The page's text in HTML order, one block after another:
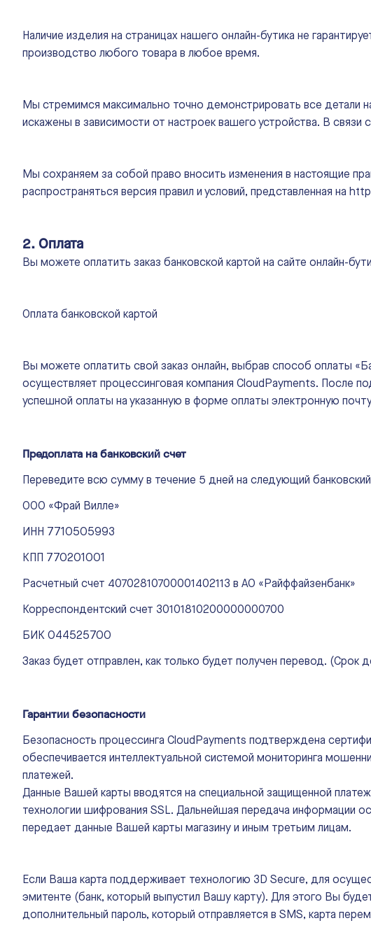
Наличие изделия на страницах нашего онлайн-бутика не
производство любого товара в любое время.
Мы стремимся максимально точно демонстрировать все детали
искажены в зависимости от настроек вашего устройства. В
Мы сохраняем за собой право вносить изменения в настоящие
распространяться версия правил и условий, представленная на
2. Оплата
Вы можете оплатить заказ банковской картой на сайте онлайн-
Оплата банковской картой
Вы можете оплатить свой заказ онлайн, выбрав способ оплаты
осуществляет процессинговая компания CloudPayments. После
успешной оплаты на указанную в форме оплаты электронную
Предоплата на банковский счет
Переведите всю сумму в течение 5 дней на следующий
ООО «Фрай Вилле»
ИНН 7710505993
КПП 770201001
Расчетный счет 40702810700001402113 в АО «Райффайзенбанк»
Корреспондентский счет 30101810200000000700
БИК 044525700
Заказ будет отправлен, как только будет получен перевод. (Срок
Гарантии безопасности
Безопасность процессинга CloudPayments подтверждена
обеспечивается интеллектуальной системой мониторинга
платежей.
Данные Вашей карты вводятся на специальной защищенной
технологии шифрования SSL. Дальнейшая передача информации
передает данные Вашей карты магазину и иным третьим лицам.
Если Ваша карта поддерживает технологию 3D Secure, для
эмитенте (банк, который выпустил Вашу карту). Для этого Вы
дополнительный пароль, который отправляется в SMS, карта